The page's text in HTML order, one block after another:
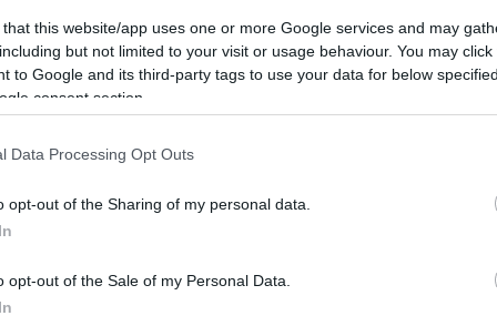
that this website/app uses one or more Google services and may
but not limited to your visit or usage behaviour. You may
to Google and its third-party tags to use your data for below
consent section.
Data Processing Opt Outs
opt-out of the Sharing of my personal data.
opt-out of the Sale of my Personal Data.
felkeres egy Mária-kegyhelyet. A bíboros
kegyhelyét említette, hozzátéve, hogy a nógrádi
teszik a helyszínt a pápa fogadására.
a társadalom peremén élő vagy valamilyen
például a cigánysággal, ahogyan ezt szlovákiai
helyszínt kínál az ott élő cigány közösséggel
meg, hogy szívesen látogatna ismét
Kongresszus budapesti zárómiséje és
az őt kísérő újságíróknak nyilatkozott. Később
menne Magyarországra.